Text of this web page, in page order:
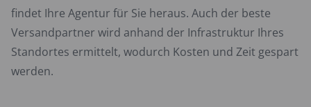
findet Ihre Agentur für Sie heraus. Auch der beste
Versandpartner wird anhand der Infrastruktur Ihres
Standortes ermittelt, wodurch Kosten und Zeit gespart
werden.